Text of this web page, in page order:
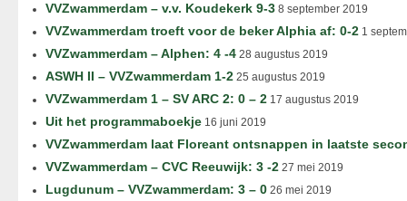
VVZwammerdam – v.v. Koudekerk 9-3 8 september 2019
VVZwammerdam troeft voor de beker Alphia af: 0-2 1
VVZwammerdam – Alphen: 4 -4 28 augustus 2019
ASWH II – VVZwammerdam 1-2 25 augustus 2019
VVZwammerdam 1 – SV ARC 2: 0 – 2 17 augustus 2019
Uit het programmaboekje 16 juni 2019
VVZwammerdam laat Floreant ontsnappen in laatste
VVZwammerdam – CVC Reeuwijk: 3 -2 27 mei 2019
Lugdunum – VVZwammerdam: 3 – 0 26 mei 2019